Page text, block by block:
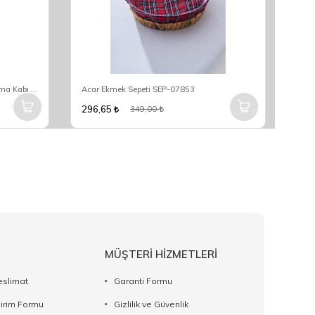
Bambum Sion Bambu Ekmek Saklama Kabı Küçük B6155 Acar Ekmek Sepeti SEP-07853
296,65 349,00
Formu
MÜŞTERİ HİZMETLERİ
Garanti Formu
Gizlilik ve Güvenlik